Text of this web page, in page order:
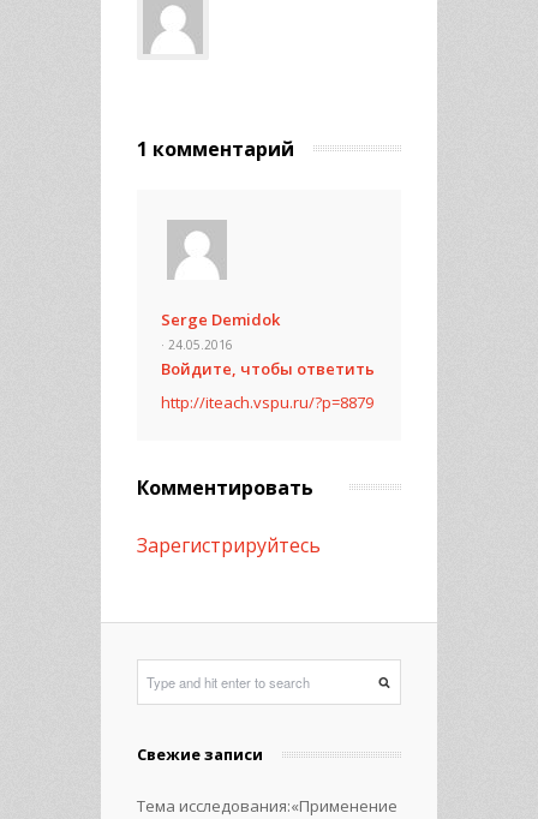
1 комментарий
Serge Demidok
· 24.05.2016
Войдите, чтобы ответить
http://iteach.vspu.ru/?p=8879
Комментировать
Зарегистрируйтесь
Свежие записи
Тема исследования:«Применение